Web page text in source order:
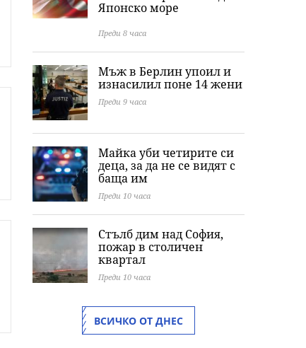
Японско море
Преди 8 часа
Мъж в Берлин упоил и
изнасилил поне 14 жени
Преди 9 часа
Майка уби четирите си
деца, за да не се видят с
баща им
Преди 10 часа
Стълб дим над София,
пожар в столичен
квартал
Преди 10 часа
ВСИЧКО ОТ ДНЕС